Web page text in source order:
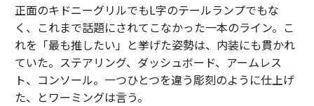
正面のキドニーグリルでもL字のテールランプでもな
く、これまで話題にされてこなかった一本のライン。こ
れを「最も推したい」と挙げた姿勢は、内装にも貫かれ
ていた。ステアリング、ダッシュボード、アームレス
ト、コンソール。一つひとつを違う彫刻のように仕上げ
た、とワーミングは言う。